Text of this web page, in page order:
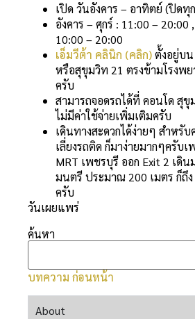
เปิด วันอังคาร – อาทิตย์ (ปิดทุ
อังคาร – ศุกร์ : 11:00 – 20:00
10:00 – 20:00
เอ็มวีต้า คลินิก (คลิก)ตั้งอยู่บ
หรือสุขุมวิท 21 ตรงข้ามโรงพ
ครับ
สามารถจอดรถได้ที่ คอนโด สุ
ไม่มีค่าใช้จ่ายเพิ่มเติมครับ
เดินทางสะดวกได้ง่ายๆ สำหรั
เลี่ยงรถติด ก็มาง่ายมากๆครับเ
MRT เพชรบุรี ออก Exit 2 เดิ
มนตรี ประมาณ 200 เมตร ก็ถึง
ครับ
วันเผยแพร่
ค้นหา
บทความ ก่อนหน้า
About